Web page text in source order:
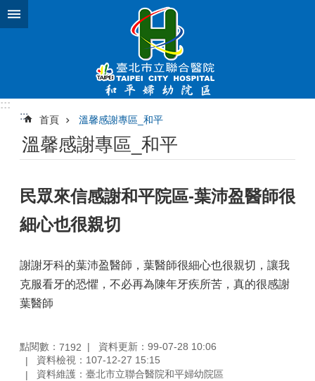
跳到主要內容區塊
:::
:::
首頁 溫馨感謝專區_和平
溫馨感謝專區_和平
民眾來信感謝和平院區-葉沛盈醫師很
細心也很親切
謝謝牙科的葉沛盈醫師，葉醫師很細心也很親切，讓我
克服看牙的恐懼，不必再為陳年牙疾所苦，真的很感謝
葉醫師
點閱數： 7192
資料更新：99-07-28 10:06
資料檢視：107-12-27 15:15
資料維護：臺北市立聯合醫院和平婦幼院區